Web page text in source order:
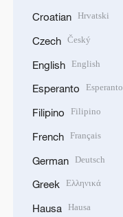
Croatian Hrvatski
Czech Český
English English
Esperanto Esperanto
Filipino Filipino
French Français
German Deutsch
Greek Ελληνικά
Hausa Hausa